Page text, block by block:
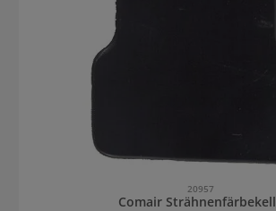
20957
Comair